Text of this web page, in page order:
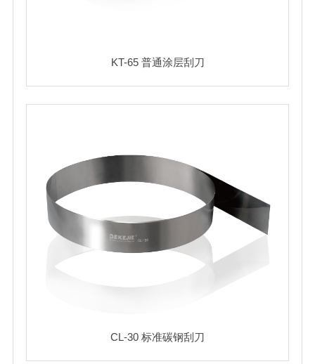
KT-65 普通涂层刮刀
CL-30 标准碳钢刮刀